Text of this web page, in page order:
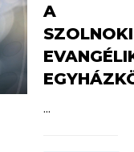
A
SZOLNOKI
...